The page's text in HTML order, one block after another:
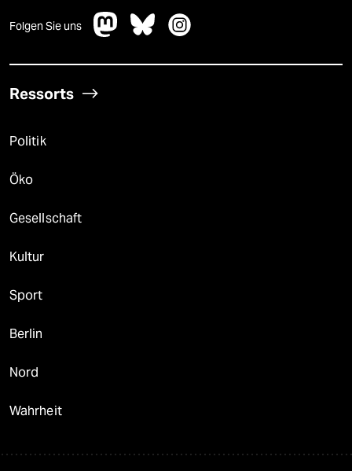
Folgen Sie uns
Ressorts
Politik
Öko
Gesellschaft
Kultur
Sport
Berlin
Nord
Wahrheit